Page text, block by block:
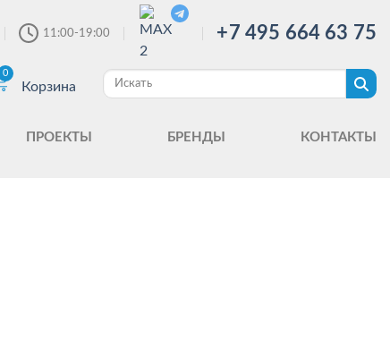
11:00-19:00 +7 495 664 63 75
0
Корзина
ПРОЕКТЫ БРЕНДЫ КОНТАКТЫ